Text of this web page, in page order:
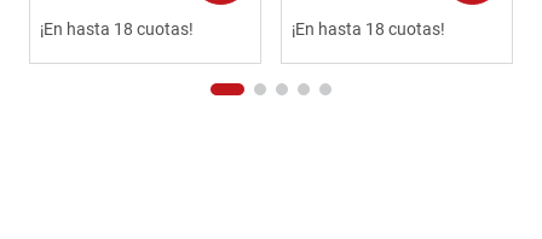
¡En hasta 18 cuotas! ¡En hasta 18 cuotas!